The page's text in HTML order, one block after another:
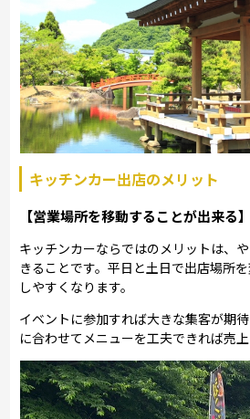
キッチンカー出店のメリット
【営業場所を移動することが出来る】
キッチンカーならではのメリットは、
きることです。平日と土日で出店場所
しやすくなります。
イベントに参加すれば大きな集客が期
に合わせてメニューを工夫できれば売上